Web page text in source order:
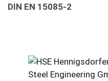
DIN EN 15085-2